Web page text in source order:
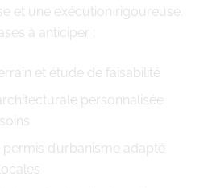
et une exécution rigoureuse.
à anticiper :
et étude de faisabilité
personnalisée
d’urbanisme adapté